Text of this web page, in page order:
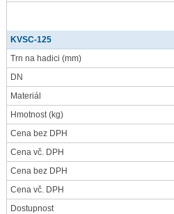
KVSC-125
Trn na hadici (mm)
DN
Materiál
Hmotnost(kg)
Cena bez DPH
Cena vč. DPH
Cena bez DPH
Cena vč. DPH
Dostupnost